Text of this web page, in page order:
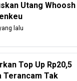
Utang Whoosh
lalu
Top Up Rp20,5
Terancam Tak